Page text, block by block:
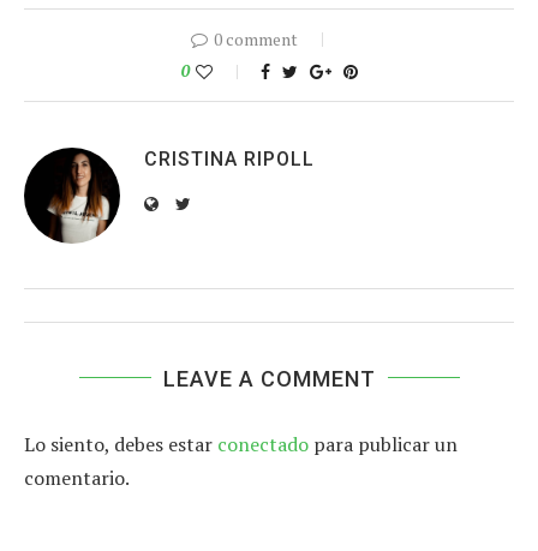
0 comment
0
CRISTINA RIPOLL
LEAVE A COMMENT
Lo siento, debes estar conectado para publicar un
comentario.